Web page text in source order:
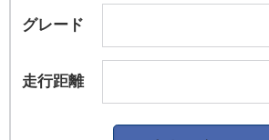
グレード
走行距離